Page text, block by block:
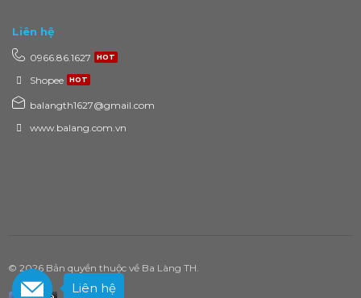
Liên hệ
0966.86.1627
Shopee
balangth1627@gmail.com
www.balang.com.vn
© 2026 Bản quyền thuộc về Ba Làng TH.
Liên hệ